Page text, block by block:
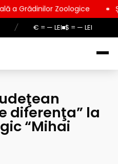
/ € = — LEI $ = — LEI
Zoologice Ședință
diferenţa” la
“Mihai